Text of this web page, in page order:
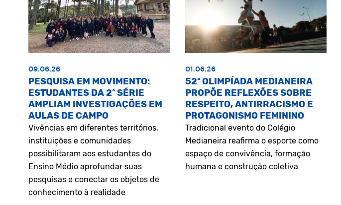
09.06.26
PESQUISA EM MOVIMENTO:
ESTUDANTES DA 2ª SÉRIE
AMPLIAM INVESTIGAÇÕES EM
AULAS DE CAMPO
Vivências em diferentes territórios,
instituições e comunidades
possibilitaram aos estudantes do
Ensino Médio aprofundar suas
pesquisas e conectar os objetos de
conhecimento à realidade
01.06.26
52ª OLIMPÍADA MEDIANEIRA
PROPÕE REFLEXÕES SOBRE
RESPEITO, ANTIRRACISMO E
PROTAGONISMO FEMININO
Tradicional evento do Colégio
Medianeira reafirma o esporte como
espaço de convivência, formação
humana e construção coletiva